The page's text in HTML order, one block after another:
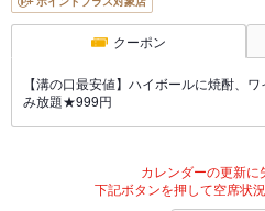
クーポン
【溝の口最安値】ハイボールに焼酎、
み放題★999円
カレンダーの更新に
下記ボタンを押して空席状